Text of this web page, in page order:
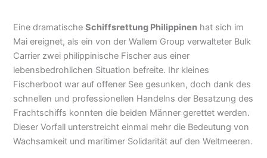
Eine dramatischeSchiffsrettung Philippinen hat sich im
Mai ereignet, als ein von der Wallem Group verwalteter Bulk
Carrier zwei philippinische Fischer aus einer
lebensbedrohlichen Situation befreite. Ihr kleines
Fischerboot war auf offener See gesunken, doch dank des
schnellen und professionellen Handelns der Besatzung des
Frachtschiffs konnten die beiden Männer gerettet werden.
Dieser Vorfall unterstreicht einmal mehr die Bedeutung von
Wachsamkeit und maritimer Solidarität auf den Weltmeeren.